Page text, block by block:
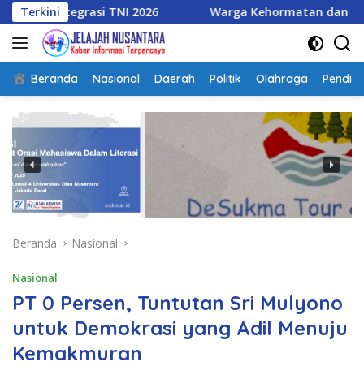
Langsung
ke
konten
Terkini
TNI 2026 Warga Kehormatan dan Brevet Korps
Beranda Nasional Daerah Politik Olahraga
Beranda Nasional
Nasional
PT 0 Persen, Tuntutan Sri Mulyono
untuk Demokrasi yang Adil Menuju
Kemakmuran